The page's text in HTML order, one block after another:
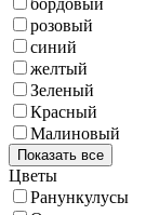
розовый
синий
желтый
Зеленый
Красный
Малиновый
Показать все
Цветы
Ранункулусы